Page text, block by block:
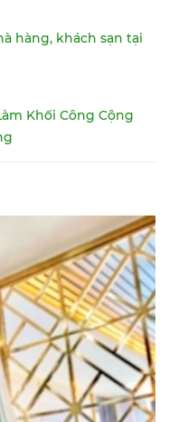
hàng, khách sạn tại
Khối Công Cộng